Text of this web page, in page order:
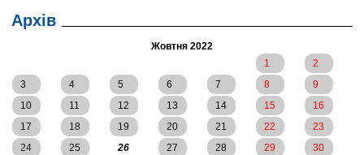
Архів
Жовтня 2022
1
2
3
4 5 6 7 8
9
10
11 12 13 14 15
16
17
18 19 20 21 22
23
24
25 26 27 28 29
30